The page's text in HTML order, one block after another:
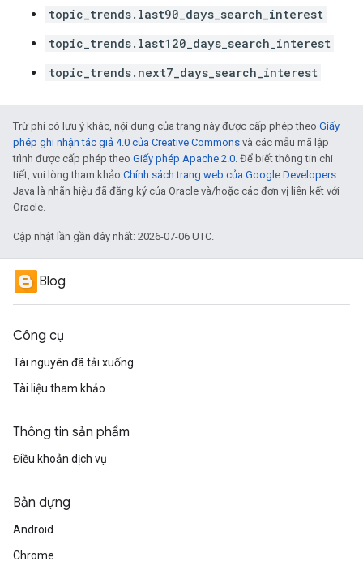
topic_trends.last90_days_search_interest
topic_trends.last120_days_search_interest
topic_trends.next7_days_search_interest
Trừ phi có lưu ý khác, nội dung của trang này được cấp phép theo Giấy
phép ghi nhận tác giả 4.0 của Creative Commons và các mẫu mã lập
trình được cấp phép theo Giấy phép Apache 2.0. Để biết thông tin chi
tiết, vui lòng tham khảo Chính sách trang web của Google Developers.
Java là nhãn hiệu đã đăng ký của Oracle và/hoặc các đơn vị liên kết với
Oracle.
Cập nhật lần gần đây nhất: 2026-07-06 UTC.
Blog
Công cụ
Tài nguyên đã tải xuống
Tài liệu tham khảo
Thông tin sản phẩm
Điều khoản dịch vụ
Bản dựng
Android
Chrome